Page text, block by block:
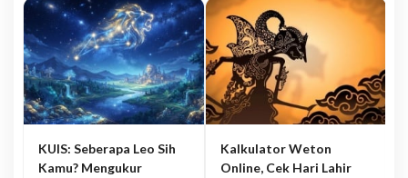
KUIS: Seberapa Leo Sih
Kamu? Mengukur
Kalkulator Weton
Online, Cek Hari Lahir